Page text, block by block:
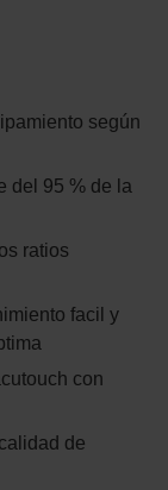
según
del 95 % de la
ratios
facil y
con
de